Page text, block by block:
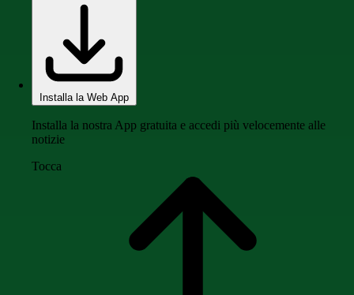
Installa la Web App
Installa la nostra App gratuita e accedi più velocemente alle
notizie
Tocca